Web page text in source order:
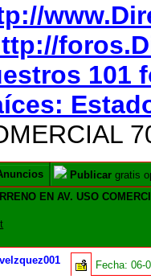
101
Publicar gratis
EN AV. USO
Fecha:06-